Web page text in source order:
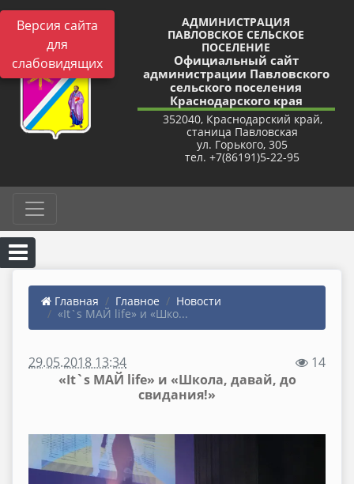
Версия сайта
для
слабовидящих
АДМИНИСТРАЦИЯ
ПАВЛОВСКОЕ СЕЛЬСКОЕ
ПОСЕЛЕНИЕ
Официальный сайт
администрации Павловского
сельского поселения
Краснодарского края
352040, Краснодарский край,
станица Павловская
ул. Горького, 305
тел. +7(86191)5-22-95
Главная Главное
Новости
«It`s МАЙ life» и «Шко...
29.05.2018 13:34
14
«It`s МАЙ life» и «Школа, давай, до
свидания!»